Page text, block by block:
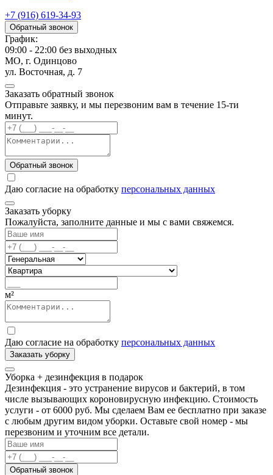
+7 (916) 619-34-93
Обратный звонок
График:
09:00 - 22:00 без выходных
МО, г. Одинцово
ул. Восточная, д. 7
Заказать обратный звонок
Отправьте заявку, и мы перезвоним вам в течение 15-ти
минут.
Обратный звонок
Даю согласие на обработку персональных данных
Заказать уборку
Пожалуйста, заполните данные и мы с вами свяжемся.
м²
Даю согласие на обработку персональных данных
Заказать уборку
Уборка + дезинфекция в подарок
Дезинфекция - это устранение вирусов и бактерий, в том
числе вызывающих короновирусную инфекцию. Стоимость
услуги - от 6000 руб. Мы сделаем Вам ее бесплатно при заказе
с любым другим видом уборки. Оставьте свой номер - мы
перезвоним и уточним все детали.
Обратный звонок